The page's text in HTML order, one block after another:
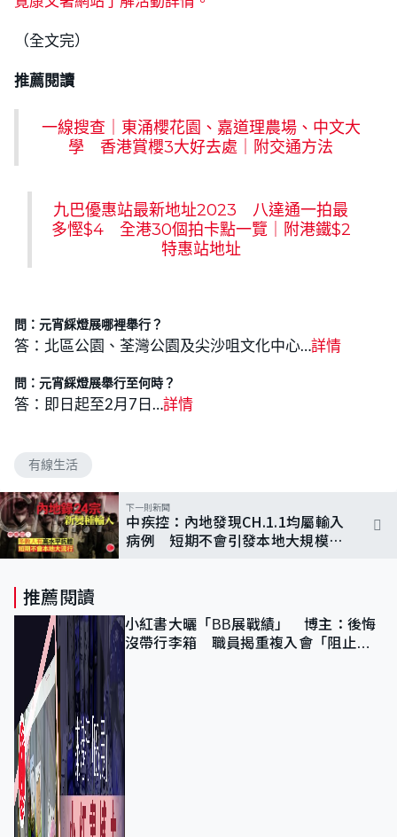
（全文完）
推薦閱讀
一線搜查｜東涌櫻花園、嘉道理農場、中文大
學 香港賞櫻3大好去處｜附交通方法
九巴優惠站最新地址2023 八達通一拍最
多慳$4 全港30個拍卡點一覽｜附港鐵$2
特惠站地址
問：元宵綵燈展哪裡舉行？
答：北區公園、荃灣公園及尖沙咀文化中心…詳情
問：元宵綵燈展舉行至何時？
答：即日起至2月7日…詳情
有線生活
下一則新聞
中疾控：內地發現CH.1.1均屬輸入
病例 短期不會引發本地大規模流
推薦閱讀
小紅書大曬「BB展戰績」 博主：後悔
沒帶行李箱 職員揭重複入會「阻止唔